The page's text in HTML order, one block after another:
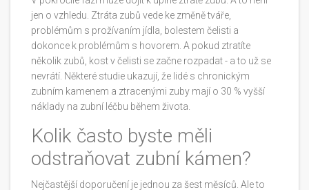
jen o vzhledu. Ztráta zubů vede ke změně tváře,
problémům s prožívaním jídla, bolestem čelisti a
dokonce k problémům s hovorem. A pokud ztratíte
několik zubů, kost v čelisti se začne rozpadat - a to už se
nevrátí. Některé studie ukazují, že lidé s chronickým
zubním kamenem a ztracenými zuby mají o 30 % vyšší
náklady na zubní léčbu během života.
Kolik často byste měli
odstraňovat zubní kámen?
Nejčastější doporučení je jednou za šest měsíců. Ale to